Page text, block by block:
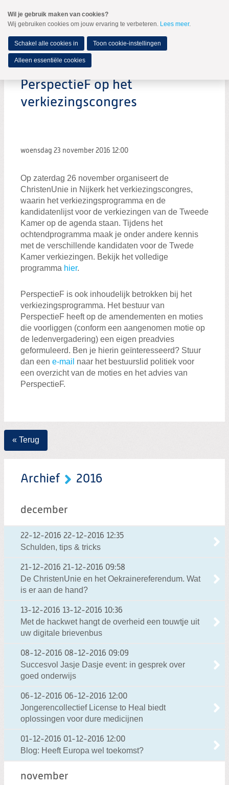
naar
Spring
de
inhoud
Spring
naar
hoofdmenu
MENU
Zoeken:
Zoeken
PerspectieF op het
verkiezingscongres
woensdag 23 november 2016 12:00
Op zaterdag 26 november organiseert de
ChristenUnie in Nijkerk het verkiezingscongres,
waarin het verkiezingsprogramma en de
kandidatenlijst voor de verkiezingen van de Tweede
Kamer op de agenda staan. Tijdens het
ochtendprogramma maak je onder andere kennis
met de verschillende kandidaten voor de Twede
Kamer verkiezingen. Bekijk het volledige
programma hier.
PerspectieF is ook inhoudelijk betrokken bij het
verkiezingsprogramma. Het bestuur van
PerspectieF heeft op de amendementen en moties
die voorliggen (conform een aangenomen motie op
de ledenvergadering) een eigen preadvies
geformuleerd. Ben je hierin geïnteresseerd? Stuur
dan een e-mail naar het bestuurslid politiek voor
een overzicht van de moties en het advies van
PerspectieF.
« Terug
Archief 2016
december
22-12-2016 22-12-2016 12:35
Schulden, tips & tricks
21-12-2016 21-12-2016 09:58
De ChristenUnie en het Oekrainereferendum. Wat
is er aan de hand?
13-12-2016 13-12-2016 10:36
Met de hackwet hangt de overheid een touwtje uit
uw digitale brievenbus
08-12-2016 08-12-2016 09:09
Succesvol Jasje Dasje event: in gesprek over
goed onderwijs
06-12-2016 06-12-2016 12:00
Jongerencollectief License to Heal biedt
oplossingen voor dure medicijnen
01-12-2016 01-12-2016 12:00
Blog: Heeft Europa wel toekomst?
november
Wil je gebruik maken van cookies?
Wij gebruiken cookies om jouw ervaring te verbeteren. Lees meer.
Schakel alle cookies in Toon cookie-instellingen
Alleen essentiële cookies